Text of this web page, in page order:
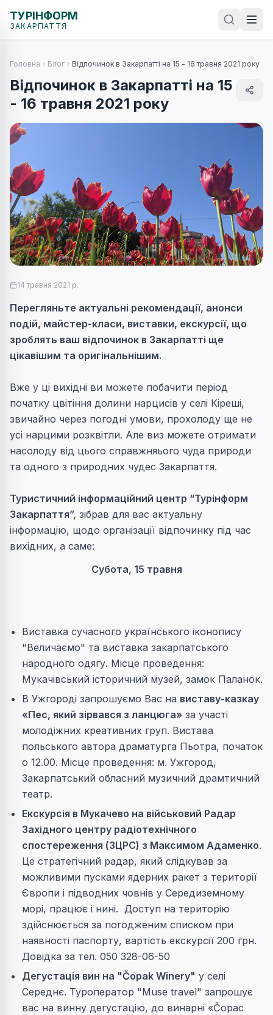
ТУРІНФОРМ
ЗАКАРПАТТЯ
Головна Блог Відпочинок в Закарпатті на 15 - 16 травня 2021 року
Відпочинок в Закарпатті на 15
- 16 травня 2021 року
14 травня 2021 р.
Перегляньте актуальні рекомендації, анонси
подій, майстер-класи, виставки, екскурсії, що
зроблять ваш відпочинок в Закарпатті ще
цікавішим та оригінальнішим.
Вже у ці вихідні ви можете побачити період
початку цвітіння долини нарцисів у селі Кіреші,
звичайно через погодні умови, прохолоду ще не
усі нарцими розквітли. Але виз можете отримати
насолоду від цього справжняього чуда природи
та одного з природних чудес Закарпаття.
Туристичний інформаційний центр “Турінформ
Закарпаття”, зібрав для вас актуальну
інформацію, щодо організації відпочинку під час
вихідних, а саме:
Субота, 15 травня
Виставка сучасного українського іконопису
"Величаємо" та виставка закарпатського
народного одягу. Місце проведення:
Мукачівський історичний музей, замок Паланок.
В Ужгороді запрошуємо Вас на виставу-казкау
«Пес, який зірвався з ланцюга» за участі
молодіжних креативних груп. Вистава
польського автора драматурга Пьотра, початок
о 12.00. Місце проведення: м. Ужгород,
Закарпатський обласний музичний драмтичний
театр.
Екскурсія в Мукачево на військовий Радар
Західного центру радіотехнічного
спостереження (ЗЦРС) з Максимом Адаменко.
Це стратегічний радар, який слідкував за
можливими пусками ядерних ракет з території
Європи і підводних човнів у Середиземному
морі, працює і нині. Доступ на територію
здійснюється за погодженим списком при
наявності паспорту, вартість екскурсії 200 грн.
Довідка за тел. 050 328-06-50
Дегустація вин на "Čopak Winery" у селі
Середнє. Туроператор "Muse travel" запрошує
вас на винну дегустацію, до винарні «Čopac